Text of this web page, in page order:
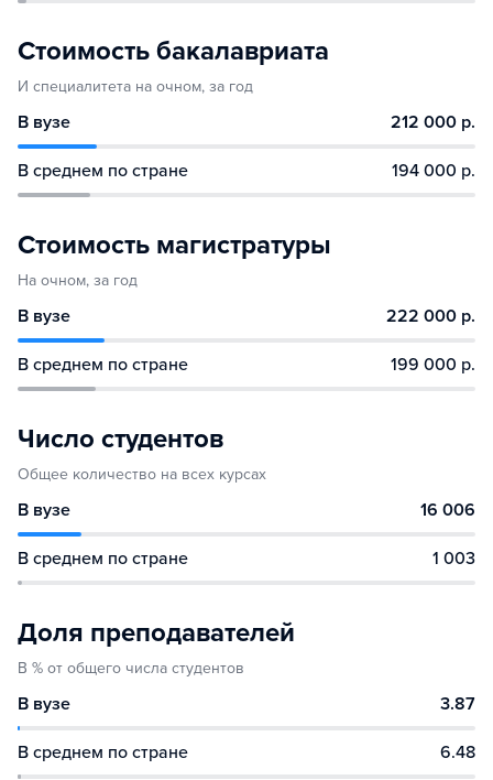
Стоимость бакалавриата
И специалитета на очном, за год
В вузе 212 000 р.
В среднем по стране 194 000 р.
Стоимость магистратуры
На очном, за год
В вузе 222 000 р.
В среднем по стране 199 000 р.
Число студентов
Общее количество на всех курсах
В вузе 16 006
В среднем по стране 1 003
Доля преподавателей
В % от общего числа студентов
В вузе 3.87
В среднем по стране 6.48